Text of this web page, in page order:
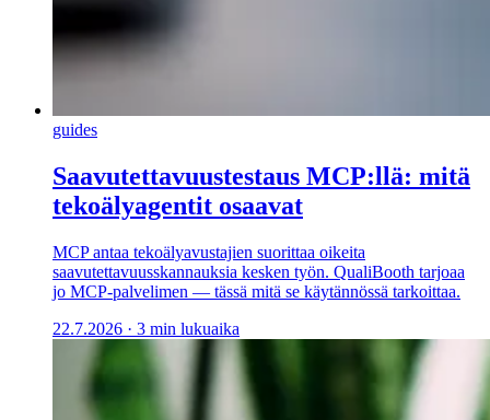
guides
Saavutettavuustestaus MCP:llä: mitä
tekoälyagentit osaavat
MCP antaa tekoälyavustajien suorittaa oikeita
saavutettavuusskannauksia kesken työn. QualiBooth tarjoaa
jo MCP-palvelimen — tässä mitä se käytännössä tarkoittaa.
22.7.2026 · 3 min lukuaika